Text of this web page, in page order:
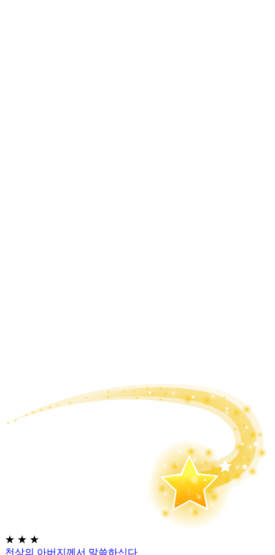
★ ★ ★
천상의 아버지께서 말씀하신다